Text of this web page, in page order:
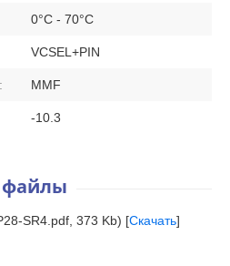
0°C - 70°C
VCSEL+PIN
MMF
-10.3
файлы
SR4.pdf, 373 Kb) [Скачать]